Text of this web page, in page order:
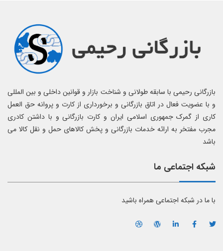
بازرگانی رحیمی با سابقه طولانی و شناخت بازار و قوانین داخلی و بین المللی
و با عضویت فعال در اتاق بازرگانی و برخورداری از کارت و پروانه حق العمل
کاری از گمرک جمهوری اسلامی ایران و کارت بازرگانی و با داشتن کادری
مجرب مفتخر به ارائه خدمات بازرگانی و پخش کالاهای حمل و نقل کالا می
باشد
شبکه اجتماعی ما
با ما در شبکه اجتماعی همراه باشید